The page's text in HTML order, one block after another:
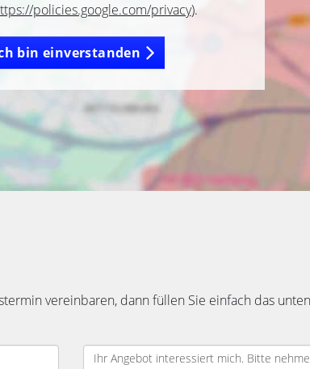
policies.google.com/privacy).
bin einverstanden
vereinbaren, dann füllen Sie einfach das